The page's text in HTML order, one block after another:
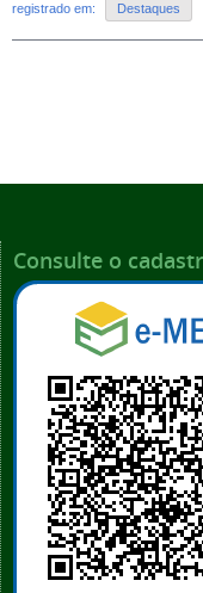
registrado em: Destaques
Consulte o